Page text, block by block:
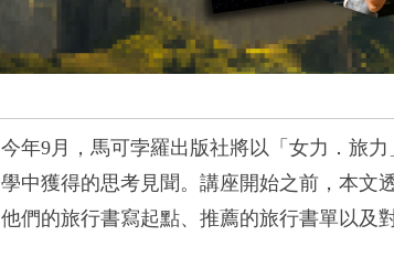
今年9 月，馬可孛羅出版社將以「女力．旅
學中獲得的思考見聞。 講座開始之前，本文
他們的旅行書寫起點、推薦的旅行書單以及